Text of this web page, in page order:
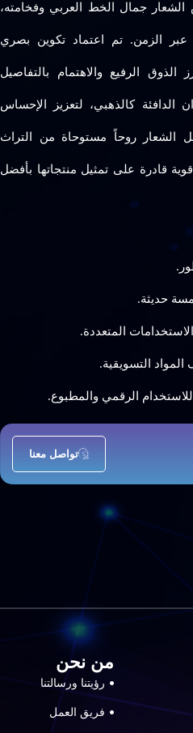
الشعار جمال الخط العربي وفخامته،
الزمن. تم اعتماد تكوين بصري
الرفيع والاهتمام بالتفاصيل
الدافئة كالذهبي، لتعزيز الإحساس
الشعار روحاً مستوحاة من التراث
قادرة على تمثيل منتجاتها بأفضل
حديثة.
المتعددة.
التسويقية.
الرقمي والمطبوع.
تواصل معنا
من نحن
رؤيتنا ورسالتنا
فريق العمل